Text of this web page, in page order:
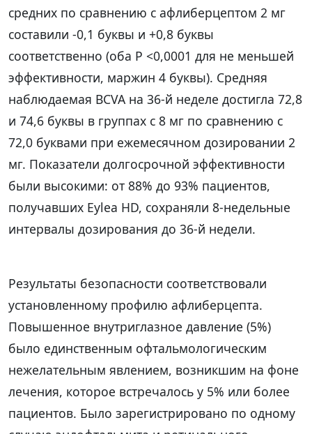
средних по сравнению с афлиберцептом 2 мг
составили -0,1 буквы и +0,8 буквы
соответственно (оба P <0,0001 для не меньшей
эффективности, маржин 4 буквы). Средняя
наблюдаемая BCVA на 36-й неделе достигла 72,8
и 74,6 буквы в группах с 8 мг по сравнению с
72,0 буквами при ежемесячном дозировании 2
мг. Показатели долгосрочной эффективности
были высокими: от 88% до 93% пациентов,
получавших Eylea HD, сохраняли 8-недельные
интервалы дозирования до 36-й недели.
Результаты безопасности соответствовали
установленному профилю афлиберцепта.
Повышенное внутриглазное давление (5%)
было единственным офтальмологическим
нежелательным явлением, возникшим на фоне
лечения, которое встречалось у 5% или более
пациентов. Было зарегистрировано по одному